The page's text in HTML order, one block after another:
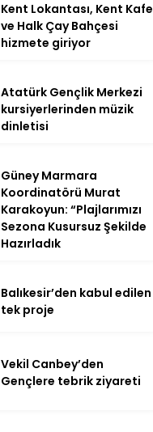
Kent Lokantası, Kent Kafe
ve Halk Çay Bahçesi
hizmete giriyor
Atatürk Gençlik Merkezi
kursiyerlerinden müzik
dinletisi
Güney Marmara
Koordinatörü Murat
Karakoyun: “Plajlarımızı
Sezona Kusursuz Şekilde
Hazırladık
Balıkesir’den kabul edilen
tek proje
Vekil Canbey’den
Gençlere tebrik ziyareti